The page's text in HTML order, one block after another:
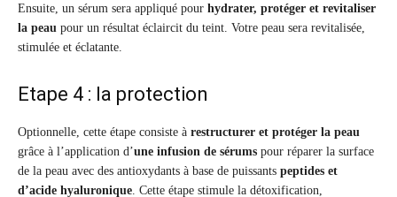
Ensuite, un sérum sera appliqué pour hydrater, protéger et revitaliser
la peau pour un résultat éclaircit du teint. Votre peau sera revitalisée,
stimulée et éclatante.
Etape 4 : la protection
Optionnelle, cette étape consiste à restructurer et protéger la peau
grâce à l’application d’une infusion de sérums pour réparer la surface
de la peau avec des antioxydants à base de puissants peptides et
d’acide hyaluronique. Cette étape stimule la détoxification,